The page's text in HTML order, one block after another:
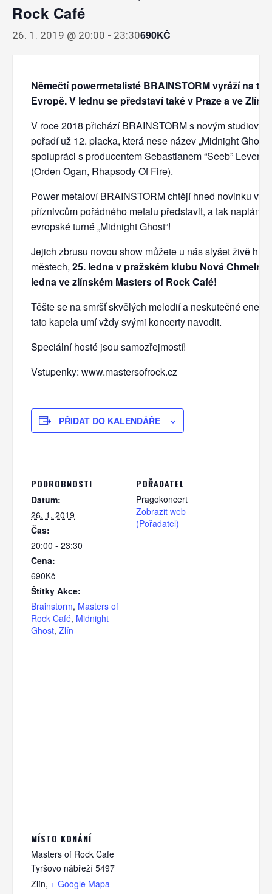
Rock Café
26. 1. 2019 @ 20:00 - 23:30690KČ
Němečtí powermetalisté BRAINSTORM vyráží na
Evropě. V lednu se představí také v Praze a ve Zlíně.
V roce 2018 přichází BRAINSTORM s novým
pořadí už 12. placka, která nese název „Midnight
spolupráci s producentem Sebastianem “Seeb”
(Orden Ogan, Rhapsody Of Fire).
Power metaloví BRAINSTORM chtějí hned novinku
příznivcům pořádného metalu představit, a tak
evropské turné „Midnight Ghost“!
Jejich zbrusu novou show můžete u nás slyšet živě
městech, 25. ledna v pražském klubu Nová
ledna ve zlínském Masters of Rock Café!
Těšte se na smršť skvělých melodií a neskutečné
tato kapela umí vždy svými koncerty navodit.
Speciální hosté jsou samozřejmostí!
Vstupenky: www.mastersofrock.cz
PŘIDAT DO KALENDÁŘE
PODROBNOSTI
Datum:
26. 1. 2019
Čas:
20:00 - 23:30
Cena:
690Kč
Štítky Akce:
Brainstorm, Masters of
Rock Café, Midnight
Ghost, Zlín
POŘADATEL
Pragokoncert
Zobrazit web
(Pořadatel)
MÍSTO KONÁNÍ
Masters of Rock Cafe
Tyršovo nábřeží 5497
Zlín, + Google Mapa